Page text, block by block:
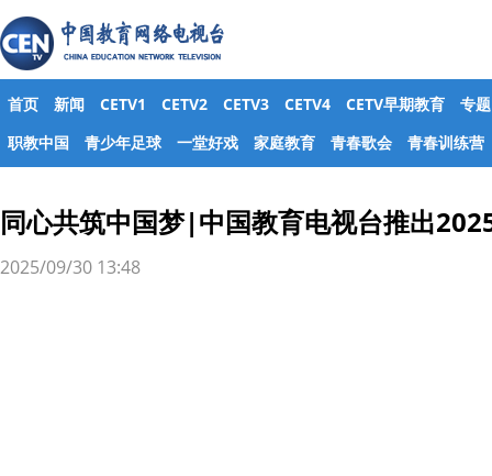
首页 新闻 CETV1 CETV2 CETV3 CETV4 CETV早期教育
专题
职教中国
青少年足球 一堂好戏 家庭教育 青春歌会 青春训练营
同心共筑中国梦|中国教育电视台推出
2025/09/30 13:48